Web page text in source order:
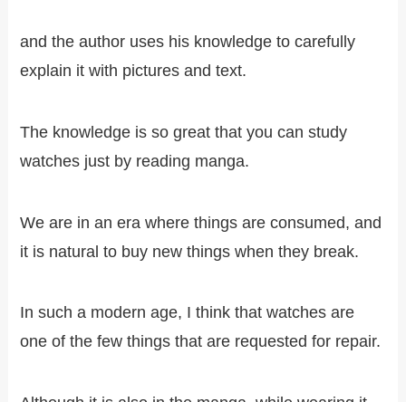
and the author uses his knowledge to carefully
explain it with pictures and text.
The knowledge is so great that you can study
watches just by reading manga.
We are in an era where things are consumed, and
it is natural to buy new things when they break.
In such a modern age, I think that watches are
one of the few things that are requested for repair.